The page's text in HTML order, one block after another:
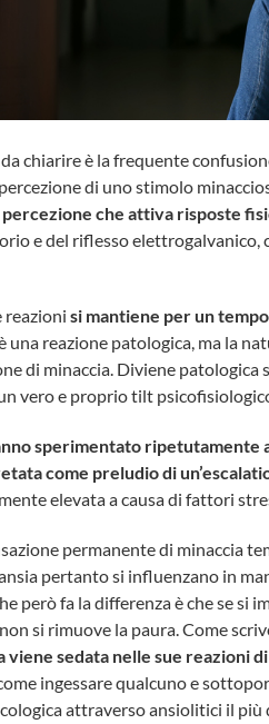
chiarire è la frequente
di uno stimolo
percezione che attiva risposte
e del riflesso elettrogalvanico,
reazioni si mantiene per un
una reazione patologica, ma la
di minaccia. Diviene
vero e proprio tilt
sperimentato ripetutamente
come preludio di
elevata a causa di fattori
permanente di minaccia
pertanto si influenzano in
però fa la differenza è che se si
si rimuove la paura. Come
viene sedata nelle sue reazioni
ingessare qualcuno e
attraverso ansiolitici il